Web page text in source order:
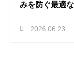
みを防ぐ最適
2026.06.23